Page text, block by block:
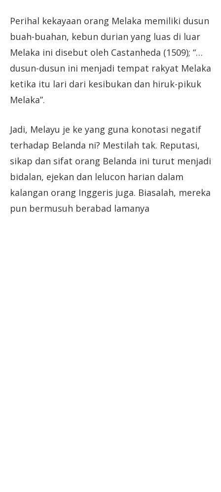
Perihal kekayaan orang Melaka memiliki dusun
buah-buahan, kebun durian yang luas di luar
Melaka ini disebut oleh Castanheda (1509); “…
dusun-dusun ini menjadi tempat rakyat Melaka
ketika itu lari dari kesibukan dan hiruk-pikuk
Melaka”.
Jadi, Melayu je ke yang guna konotasi negatif
terhadap Belanda ni? Mestilah tak. Reputasi,
sikap dan sifat orang Belanda ini turut menjadi
bidalan, ejekan dan lelucon harian dalam
kalangan orang Inggeris juga. Biasalah, mereka
pun bermusuh berabad lamanya